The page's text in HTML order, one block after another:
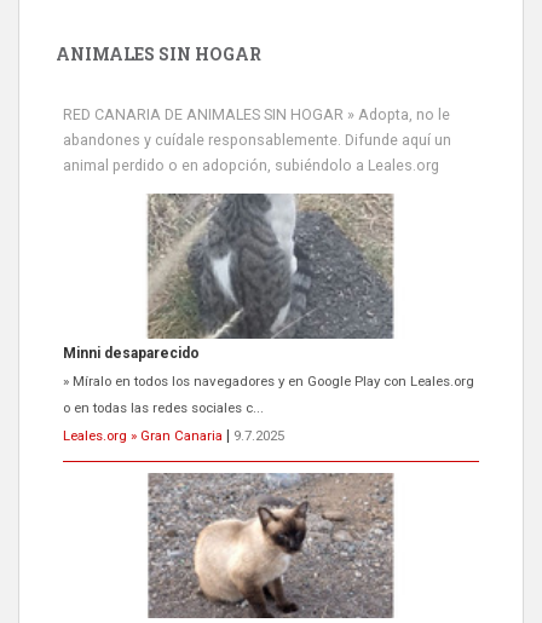
ANIMALES SIN HOGAR
RED CANARIA DE ANIMALES SIN HOGAR » Adopta, no le
abandones y cuídale responsablemente. Difunde aquí un
animal perdido o en adopción, subiéndolo a Leales.org
Minni desaparecido
» Míralo en todos los navegadores y en Google Play con Leales.org
o en todas las redes sociales c...
Leales.org » Gran Canaria
9.7.2025